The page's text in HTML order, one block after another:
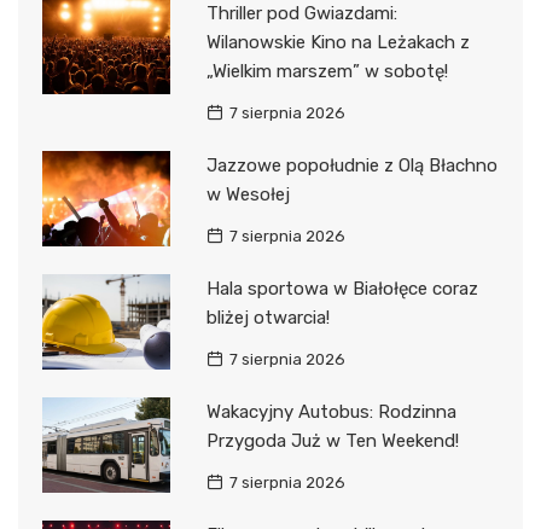
Thriller pod Gwiazdami:
Wilanowskie Kino na Leżakach z
„Wielkim marszem” w sobotę!
7 sierpnia 2026
Jazzowe popołudnie z Olą Błachno
w Wesołej
7 sierpnia 2026
Hala sportowa w Białołęce coraz
bliżej otwarcia!
7 sierpnia 2026
Wakacyjny Autobus: Rodzinna
Przygoda Już w Ten Weekend!
7 sierpnia 2026